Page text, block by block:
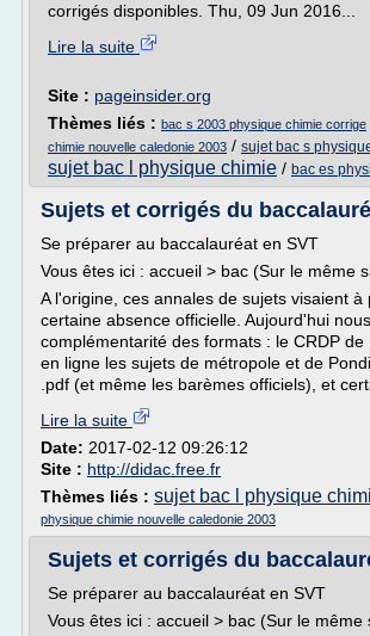
corrigés disponibles. Thu, 09 Jun 2016...
Lire la suite
Site : pageinsider.org
Thèmes liés : bac s 2003 physique chimie corrige
chimie nouvelle caledonie 2003 / sujet bac s
sujet bac l physique chimie / bac es
Sujets et corrigés du
Se préparer au baccalauréat en SVT
Vous êtes ici : accueil > bac (Sur le même
A l'origine, ces annales de sujets visaient à
certaine absence officielle. Aujourd'hui
complémentarité des formats : le CRDP de
en ligne les sujets de métropole et de
.pdf (et même les barèmes officiels), et
Lire la suite
Date: 2017-02-12 09:26:12
Site : http://didac.free.fr
Thèmes liés : sujet bac l physique
physique chimie nouvelle caledonie 2003
Sujets et corrigés du
Se préparer au baccalauréat en SVT
Vous êtes ici : accueil > bac (Sur le même